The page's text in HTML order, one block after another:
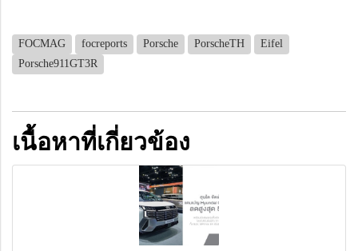
FOCMAG focreports Porsche PorscheTH
Eifel
Porsche911GT3R
เนื้อหาที่เกี่ยวข้อง